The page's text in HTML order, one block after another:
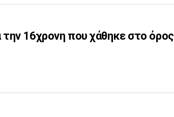
την 16χρονη που χάθηκε στο όρος